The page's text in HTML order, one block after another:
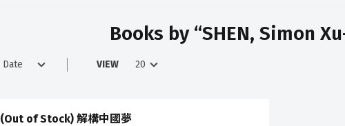
Books by “SHEN, Simon
VIEW
(Out of Stock) 解構中國夢